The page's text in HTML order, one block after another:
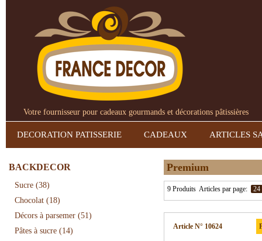
Votre fournisseur pour cadeaux gourmands et décorations pâtissières
DECORATION PATISSERIE CADEAUX ARTICLES
BACKDECOR
Sucre (38)
Chocolat (18)
Décors à parsemer (51)
Pâtes à sucre (14)
Premium
9 Produits Articles par page: 24
Article N° 10624